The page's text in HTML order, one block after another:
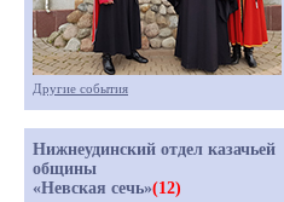
Другие события
Нижнеудинский отдел казачьей
общины
«Невская сечь»(12)